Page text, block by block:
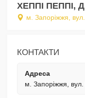
ХЕППІ ПЕППІ,
м. Запоріжжя,
КОНТАКТИ
Адреса
м. Запоріжжя,